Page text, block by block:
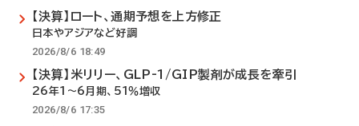
【決算】ロート、通期予想を上方修正
日本やアジアなど好調
2026/8/6 18:49
【決算】米リリー、GLP-1/GIP製剤が成長を牽引
26年1～6月期、51％増収
2026/8/6 17:35